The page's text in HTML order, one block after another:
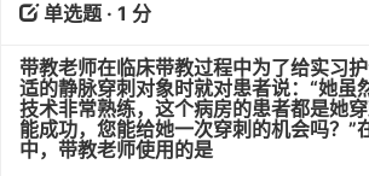
单选题 · 1 分
带教老师在临床带教过程中为了给实习
适的静脉穿刺对象时就对患者说：“她虽
技术非常熟练，这个病房的患者都是她
能成功，您能给她一次穿刺的机会吗？”
中，带教老师使用的是